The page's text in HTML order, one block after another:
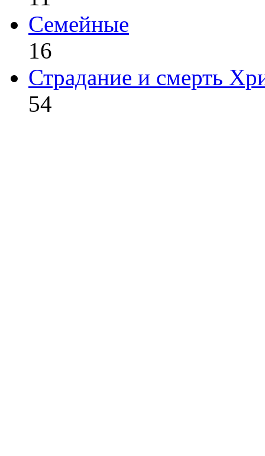
Семейные
16
Страдание и смерть
54